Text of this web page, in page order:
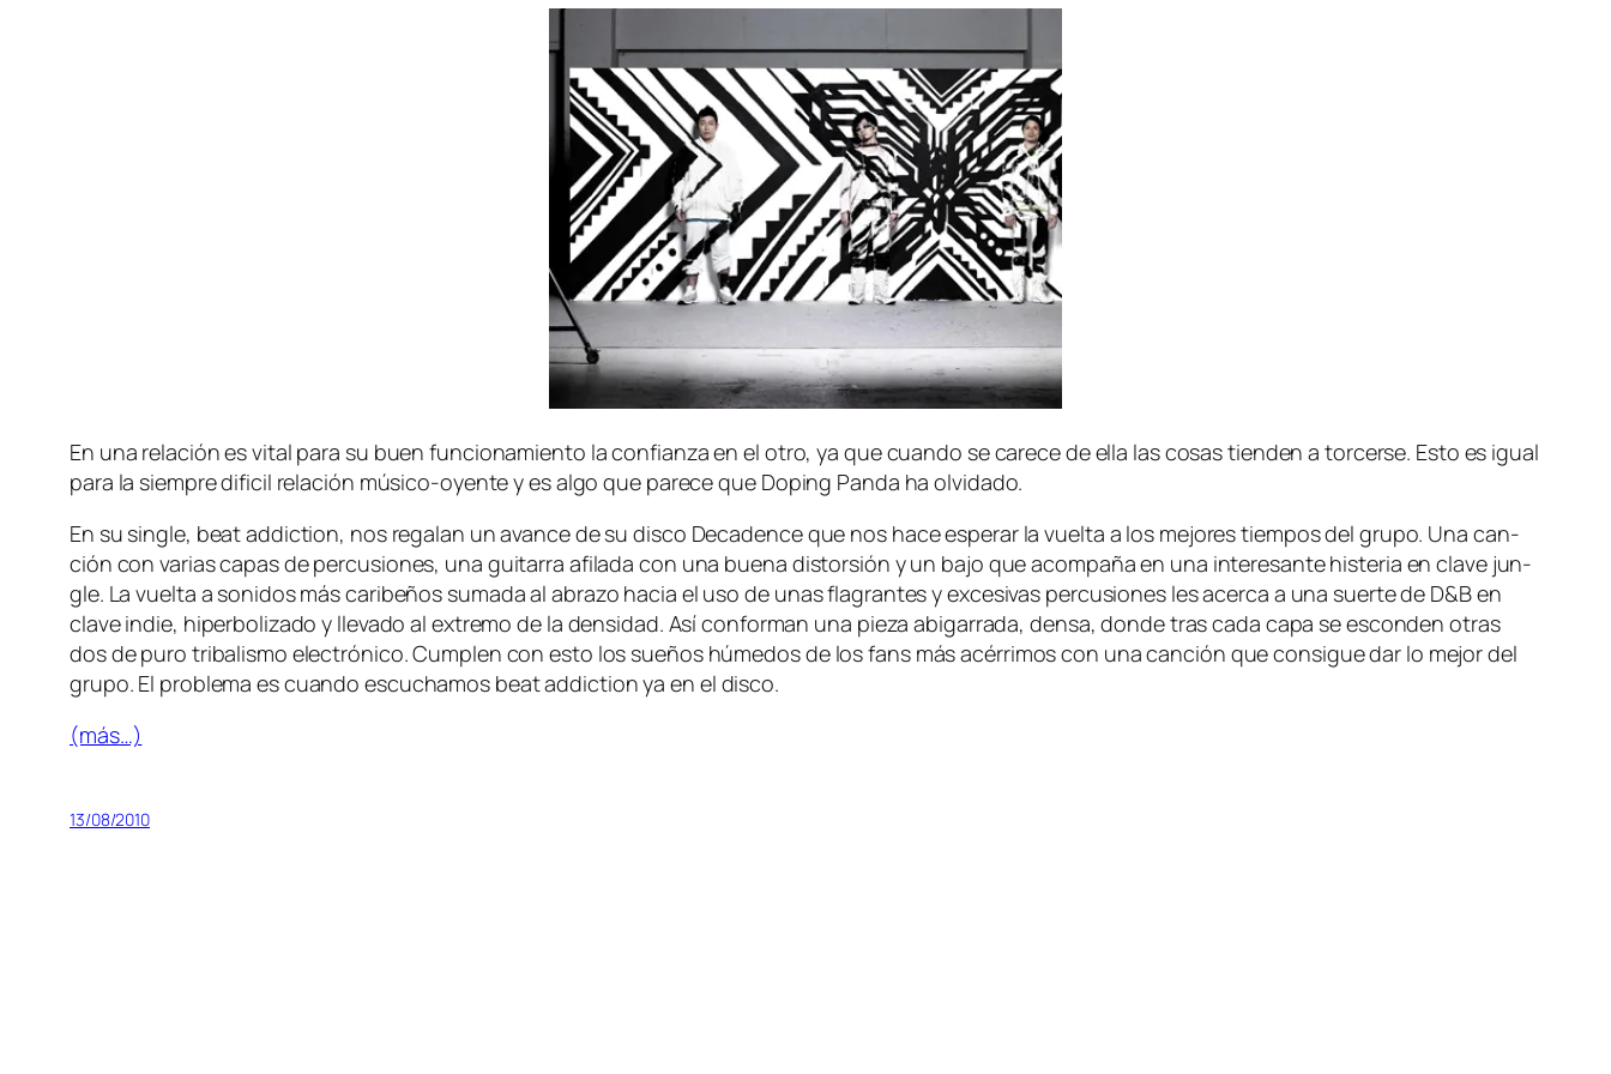
En una re­la­ción es vi­tal pa­ra su buen fun­cio­na­mien­to la con­fian­za en el otro, ya que cuan­do se ca­re­ce de ella las co­sas tien­den a tor­cer­se. Esto es igual
pa­ra la siem­pre di­fi­cil re­la­ción músico-oyente y es al­go que pa­re­ce que Doping Panda ha olvidado.
En su sin­gle, beat ad­dic­tion, nos re­ga­lan un avan­ce de su dis­co Decadence que nos ha­ce es­pe­rar la vuel­ta a los me­jo­res tiem­pos del gru­po. Una can­
ción con va­rias ca­pas de per­cu­sio­nes, una gui­ta­rra afi­la­da con una bue­na dis­tor­sión y un ba­jo que acom­pa­ña en una in­tere­san­te his­te­ria en cla­ve jun­
gle. La vuel­ta a so­ni­dos más ca­ri­be­ños su­ma­da al abra­zo ha­cia el uso de unas fla­gran­tes y ex­ce­si­vas per­cu­sio­nes les acer­ca a una suer­te de D&B en
cla­ve in­die, hi­per­bo­li­za­do y lle­va­do al ex­tre­mo de la den­si­dad. Así con­for­man una pie­za abi­ga­rra­da, den­sa, don­de tras ca­da ca­pa se es­con­den otras
dos de pu­ro tri­ba­lis­mo elec­tró­ni­co. Cumplen con es­to los sue­ños hú­me­dos de los fans más acé­rri­mos con una can­ción que con­si­gue dar lo me­jor del
gru­po. El pro­ble­ma es cuan­do es­cu­cha­mos beat ad­dic­tion ya en el disco.
(más…)
13/08/2010